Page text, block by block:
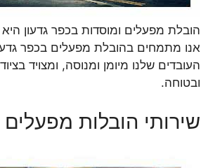
הובלת מפעלים ומוסדות בכפר גדעון
אנו מתמחים בהובלת מפעלים בכפר
העובדים שלנו מיומן ומנוסה, ומצויד
ובטוחה.
שירותי הובלות